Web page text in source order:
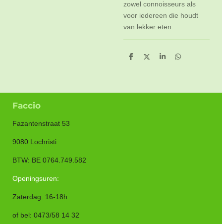
zowel connoisseurs als
voor iedereen die houdt
van lekker eten.
D
D
S
D
Faccio
Fazantenstraat 53
9080 Lochristi
BTW: BE 0764.749.582
Openingsuren:
Zaterdag: 16-18h
of bel: 0473/58 14 32